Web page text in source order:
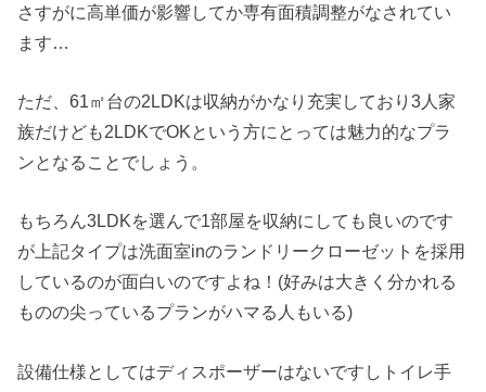
さすがに高単価が影響してか専有面積調整がなされてい
ます…
ただ、61㎡台の2LDKは収納がかなり充実しており3人家
族だけども2LDKでOKという方にとっては魅力的なプラ
ンとなることでしょう。
もちろん3LDKを選んで1部屋を収納にしても良いのです
が上記タイプは洗面室inのランドリークローゼットを採用
しているのが面白いのですよね！(好みは大きく分かれる
ものの尖っているプランがハマる人もいる)
設備仕様としてはディスポーザーはないですしトイレ手